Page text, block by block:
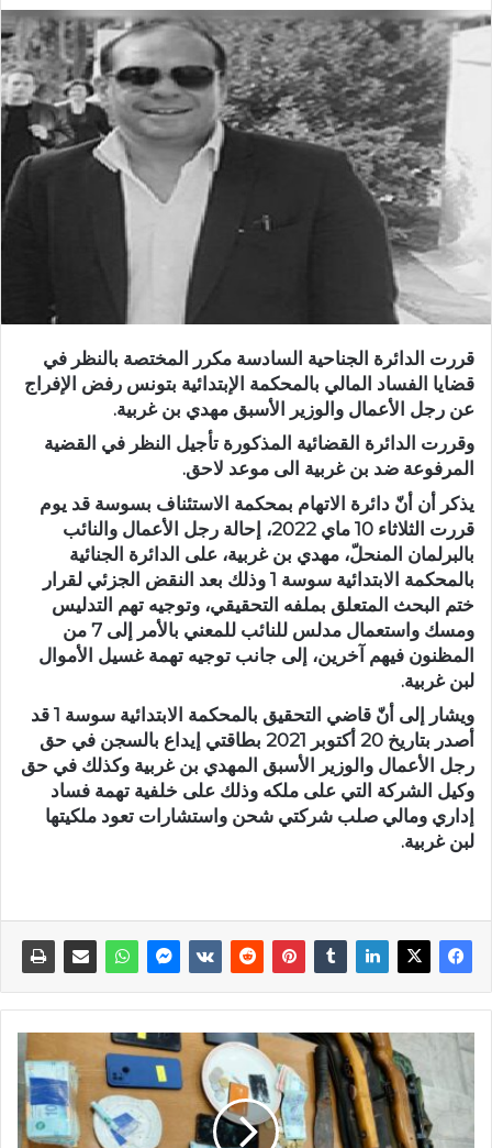
قررت الدائرة الجناحية السادسة مكرر المختصة بالنظر في
قضايا الفساد المالي بالمحكمة الإبتدائية بتونس رفض الإفراج
عن رجل الأعمال والوزير الأسبق مهدي بن غربية.
وقررت الدائرة القضائية المذكورة تأجيل النظر في القضية
المرفوعة ضد بن غربية الى موعد لاحق.
يذكر أن أنّ دائرة الاتهام بمحكمة الاستئناف بسوسة قد يوم
قررت الثلاثاء 10 ماي 2022، إحالة رجل الأعمال والنائب
بالبرلمان المنحلّ، مهدي بن غربية، على الدائرة الجنائية
بالمحكمة الابتدائية سوسة 1 وذلك بعد النقض الجزئي لقرار
ختم البحث المتعلق بملفه التحقيقي، وتوجيه تهم التدليس
ومسك واستعمال مدلس للنائب للمعني بالأمر إلى 7 من
المظنون فيهم آخرين، إلى جانب توجيه تهمة غسيل الأموال
لبن غربية.
ويشار إلى أنّ قاضي التحقيق بالمحكمة الابتدائية سوسة 1 قد
أصدر بتاريخ 20 أكتوبر 2021 بطاقتي إيداع بالسجن في حق
رجل الأعمال والوزير الأسبق المهدي بن غربية وكذلك في حق
وكيل الشركة التي على ملكه وذلك على خلفية تهمة فساد
إداري ومالي صلب شركتي شحن واستشارات تعود ملكيتها
لبن غربية.